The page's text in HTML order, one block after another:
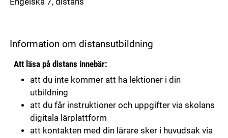
Information om distansutbildning
Att läsa på distans innebär:
att du inte kommer att ha lektioner i din
utbildning
att du får instruktioner och uppgifter via skolans
digitala lärplattform
att kontakten med din lärare sker i huvudsak via